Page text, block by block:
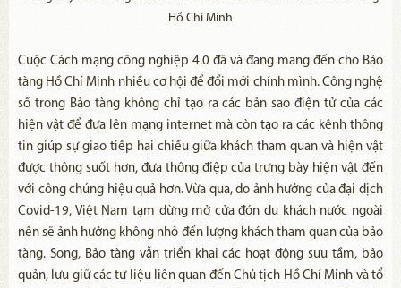
Hồ Chí Minh
Cuộc Cách mạng công nghiệp 4.0 đã và đang mang đến cho Bảo
tàng Hồ Chí Minh nhiều cơ hội để đổi mới chính mình. Công nghệ
số trong Bảo tàng không chỉ tạo ra các bản sao điện tử của các
hiện vật để đưa lên mạng internet mà còn tạo ra các kênh thông
tin giúp sự giao tiếp hai chiều giữa khách tham quan và hiện vật
được thông suốt hơn, đưa thông điệp của trưng bày hiện vật đến
với công chúng hiệu quả hơn. Vừa qua, do ảnh hưởng của đại dịch
Covid-19, Việt Nam tạm dừng mở cửa đón du khách nước ngoài
nên sẽ ảnh hưởng không nhỏ đến lượng khách tham quan của bảo
tàng. Song, Bảo tàng vẫn triển khai các hoạt động sưu tầm, bảo
quản, lưu giữ các tư liệu liên quan đến Chủ tịch Hồ Chí Minh và tổ